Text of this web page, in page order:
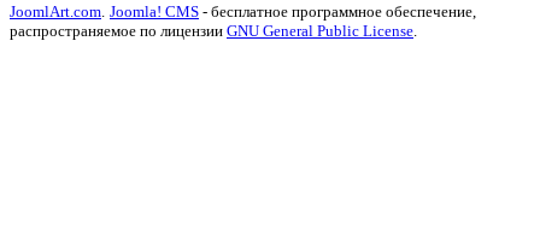
JoomlArt.com Joomla! CMS - бесплатное программное обеспечение,
распространяемое по лицензии GNU General Public License